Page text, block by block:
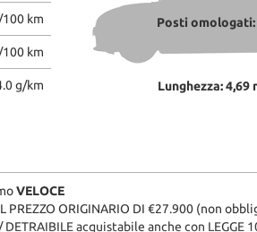
km
km
g/km
Posti omologati:
Lunghezza: 4,69
VELOCE
PREZZO ORIGINARIO DI €27.900 (non
acquistabile anche con LEGGE